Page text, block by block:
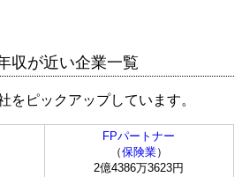
収が近い企業一覧
をピックアップしています。
FPパートナー
（保険業）
2億4386万3623円